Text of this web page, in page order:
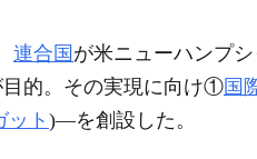
連合国 が米ニューハンプ
目的。その実現に向け①国
ット )―を創設した。